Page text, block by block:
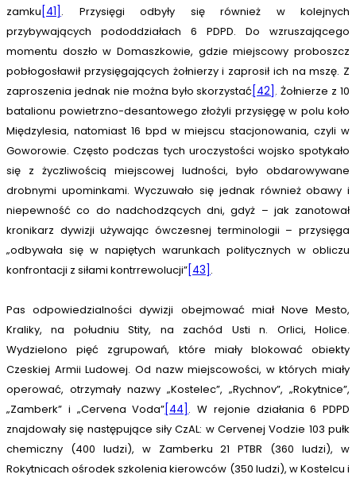
zamku [41] . Przysięgi odbyły się również w kolejnych
przybywających pododdziałach 6 PDPD. Do wzruszającego
momentu doszło w Domaszkowie, gdzie miejscowy proboszcz
pobłogosławił przysięgających żołnierzy i zaprosił ich na mszę. Z
zaproszenia jednak nie można było skorzystać [42] . Żołnierze z 10
batalionu powietrzno-desantowego złożyli przysięgę w polu koło
Międzylesia, natomiast 16 bpd w miejscu stacjonowania, czyli w
Goworowie. Często podczas tych uroczystości wojsko spotykało
się z życzliwością miejscowej ludności, było obdarowywane
drobnymi upominkami. Wyczuwało się jednak również obawy i
niepewność co do nadchodzących dni, gdyż – jak zanotował
kronikarz dywizji używając ówczesnej terminologii – przysięga
„odbywała się w napiętych warunkach politycznych w obliczu
konfrontacji z siłami kontrrewolucji”[43] .
Pas odpowiedzialności dywizji obejmować miał Nove Mesto,
Kraliky, na południu Stity, na zachód Usti n. Orlici, Holice.
Wydzielono pięć zgrupowań, które miały blokować obiekty
Czeskiej Armii Ludowej. Od nazw miejscowości, w których miały
operować, otrzymały nazwy „Kostelec”, „Rychnov”, „Rokytnice”,
„Zamberk” i „Cervena Voda”[44] . W rejonie działania 6 PDPD
znajdowały się następujące siły CzAL: w Cervenej Vodzie 103 pułk
chemiczny (400 ludzi), w Zamberku 21 PTBR (360 ludzi), w
Rokytnicach ośrodek szkolenia kierowców (350 ludzi), w Kostelcu i